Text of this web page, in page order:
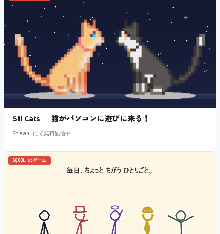
Sill Cats — 猫がパソコンに遊びに来る！
Steam にて無料配信中
SQOOL のゲーム